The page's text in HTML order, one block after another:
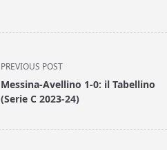
PREVIOUS POST
Messina-Avellino 1-0: il Tabellino
(Serie C 2023-24)